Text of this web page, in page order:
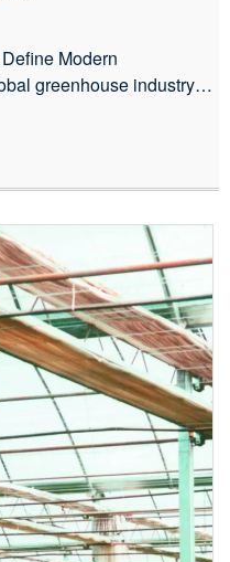
Modern
greenhouse industry,
against the
compromise climate
up to 15%, and devastate